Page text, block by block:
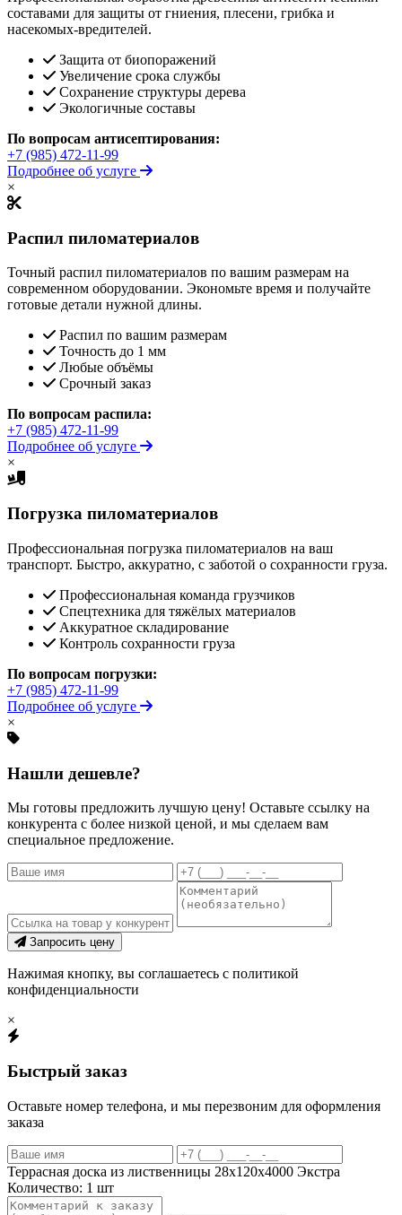
составами для защиты от гниения, плесени, грибка и
насекомых-вредителей.
Защита от биопоражений
Увеличение срока службы
Сохранение структуры дерева
Экологичные составы
По вопросам антисептирования:
+7 (985) 472-11-99
Подробнее об услуге
×
Распил пиломатериалов
Точный распил пиломатериалов по вашим размерам на
современном оборудовании. Экономьте время и получайте
готовые детали нужной длины.
Распил по вашим размерам
Точность до 1 мм
Любые объёмы
Срочный заказ
По вопросам распила:
+7 (985) 472-11-99
Подробнее об услуге
×
Погрузка пиломатериалов
Профессиональная погрузка пиломатериалов на ваш
транспорт. Быстро, аккуратно, с заботой о сохранности груза.
Профессиональная команда грузчиков
Спецтехника для тяжёлых материалов
Аккуратное складирование
Контроль сохранности груза
По вопросам погрузки:
+7 (985) 472-11-99
Подробнее об услуге
×
Нашли дешевле?
Мы готовы предложить лучшую цену! Оставьте ссылку на
конкурента с более низкой ценой, и мы сделаем вам
специальное предложение.
Запросить цену
Нажимая кнопку, вы соглашаетесь с политикой
конфиденциальности
×
Быстрый заказ
Оставьте номер телефона, и мы перезвоним для оформления
заказа
Террасная доска из лиственницы 28х120х4000 Экстра
Количество: 1 шт